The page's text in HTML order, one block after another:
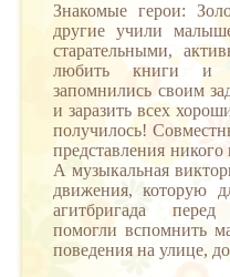
Знакомые герои:
другие учили
старательными,
любить книги и
запомнились своим
и заразить всех
получилось!
представления
А музыкальная
движения, которую
агитбригада
помогли вспомнить
поведения на улице,